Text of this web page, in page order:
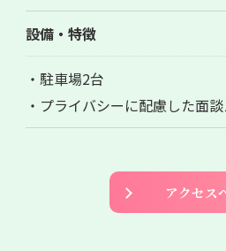
設備・特徴
・駐車場2台
・プライバシーに配慮した面
アクセス